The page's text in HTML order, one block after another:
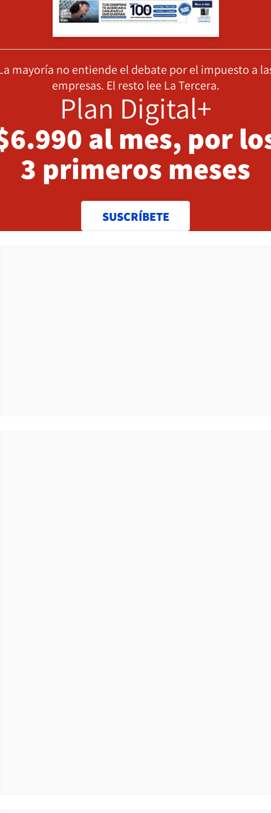
mayoría no entiende el debate por el impuesto a
empresas. El resto lee La Tercera.
Plan Digital+
al mes, por
3 primeros meses
SUSCRÍBETE